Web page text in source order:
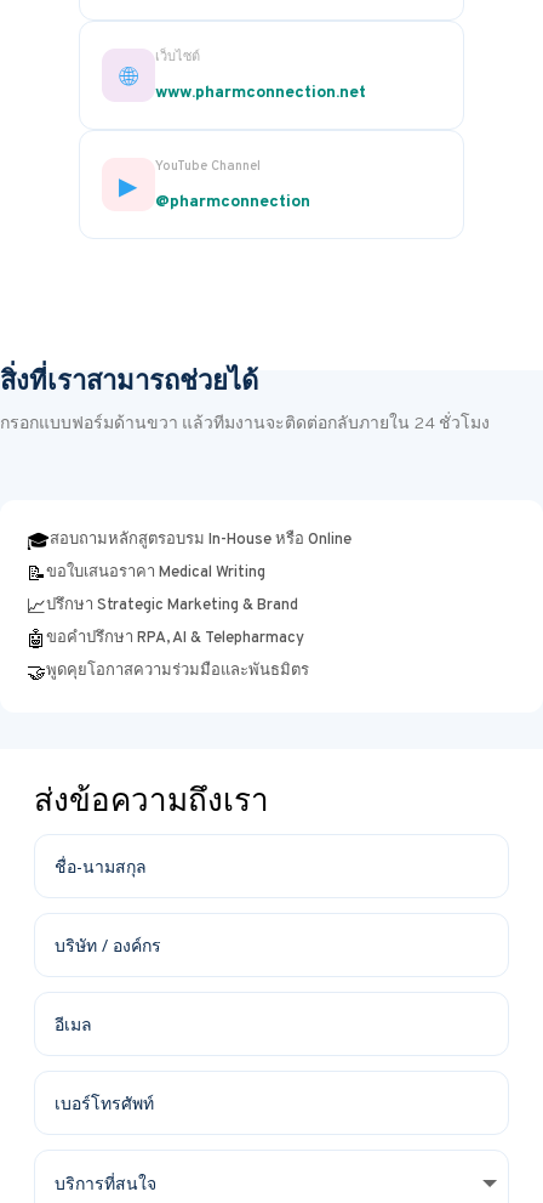
🌐
เว็บไซต์
www.pharmconnection.net
▶
YouTube Channel
@pharmconnection
สิ่งที่เราสามารถช่วยได้
กรอกแบบฟอร์มด้านขวา แล้วทีมงานจะติดต่อกลับภายใน 24 ชั่วโมง
🎓สอบถามหลักสูตรอบรม In-House หรือ Online
📝ขอใบเสนอราคา Medical Writing
📈ปรึกษา Strategic Marketing & Brand
🤖ขอคำปรึกษา RPA, AI & Telepharmacy
🤝พูดคุยโอกาสความร่วมมือและพันธมิตร
ส่งข้อความถึงเรา